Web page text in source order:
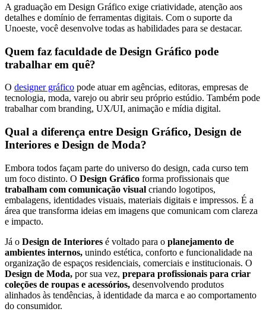
A graduação em Design Gráfico exige criatividade, atenção aos
detalhes e domínio de ferramentas digitais. Com o suporte da
Unoeste, você desenvolve todas as habilidades para se destacar.
Quem faz faculdade de Design Gráfico pode
trabalhar em quê?
O designer gráfico pode atuar em agências, editoras, empresas de
tecnologia, moda, varejo ou abrir seu próprio estúdio. Também pode
trabalhar com branding, UX/UI, animação e mídia digital.
Qual a diferença entre Design Gráfico, Design de
Interiores e Design de Moda?
Embora todos façam parte do universo do design, cada curso tem
um foco distinto. O Design Gráfico forma profissionais que
trabalham com comunicação visual criando logotipos,
embalagens, identidades visuais, materiais digitais e impressos. É a
área que transforma ideias em imagens que comunicam com clareza
e impacto.
Já o Design de Interiores é voltado para o planejamento de
ambientes internos, unindo estética, conforto e funcionalidade na
organização de espaços residenciais, comerciais e institucionais. O
Design de Moda, por sua vez, prepara profissionais para criar
coleções de roupas e acessórios, desenvolvendo produtos
alinhados às tendências, à identidade da marca e ao comportamento
do consumidor.